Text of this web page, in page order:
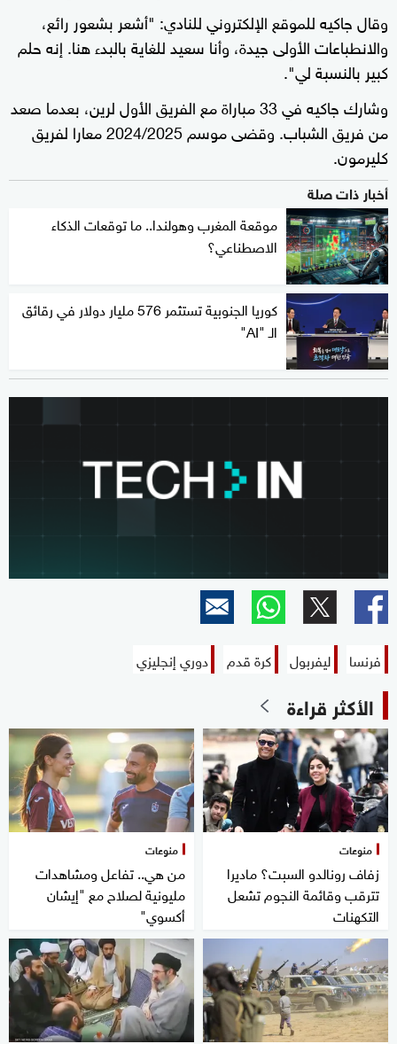
وقال جاكيه للموقع الإلكتروني للنادي: "أشعر بشعور رائع،
والانطباعات الأولى جيدة، وأنا سعيد للغاية بالبدء هنا. إنه حلم
كبير بالنسبة لي".
وشارك جاكيه في 33 مباراة مع الفريق الأول لرين، بعدما صعد
من فريق الشباب. وقضى موسم 2024/2025 معارا لفريق
كليرمون.
أخبار ذات صلة
موقعة المغرب وهولندا.. ما توقعات الذكاء
الاصطناعي؟
كوريا الجنوبية تستثمر 576 مليار دولار في رقائق
الـ "AI"
فرنسا ليفربول كرة قدم دوري إنجليزي
الأكثر قراءة
منوعات
زفاف رونالدو السبت؟ ماديرا
تترقب وقائمة النجوم تشعل
التكهنات
منوعات
من هي.. تفاعل ومشاهدات
مليونية لصلاح مع "إيشان
أكسوي"